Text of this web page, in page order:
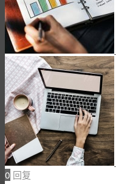
0 回复